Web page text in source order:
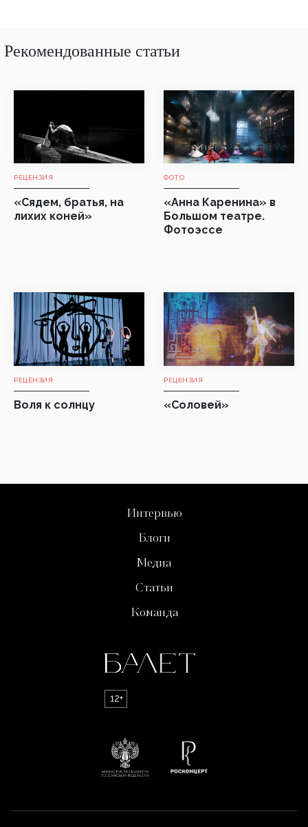
Рекомендованные статьи
РЕЦЕНЗИЯ
«Сядем, братья, на
лихих коней»
ФОТО
«Анна Каренина» в
Большом театре.
Фотоэссе
РЕЦЕНЗИЯ
Воля к солнцу
РЕЦЕНЗИЯ
«Соловей»
Интервью
Блоги
Медиа
Статьи
Команда
12+